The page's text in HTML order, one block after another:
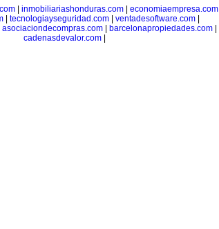
| inmobiliariashonduras.com| economiaempresa.com
tecnologiayseguridad.com ventadesoftware.com
asociaciondecompras.com| barcelonapropiedades.com|
cadenasdevalor.com|